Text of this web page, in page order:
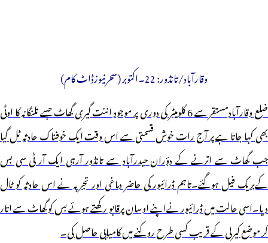
وقارآباد/تانڈور: 22۔اکتوبر (سحرنیوزڈاٹ کام)
ضلع وقارآبادمستقر سے 6 کلومیٹر کی دوری پر موجود اننت گیری گھاٹ جسے تلنگانہ کا اوٹی
بھی کہا جاتا ہے پر آج رات خوش قسمتی سے اس وقت ایک خوفناک حادثہ ٹل گیا
جب گھاٹ سے اترنے کے دؤران حیدرآباد سے تانڈور آرہی ایک آر ٹی سی بس
کےبریک فیل ہوگئے۔تاہم ڈرائیور کی حاضر دماغی اور تجربہ نے اس حادثہ کو ٹال
دیا۔اسی حالت میں ڈرائیور نےاپنے اوسان پرقابو رکھتے ہوئے بس کو گھاٹ سے اتار
کر موضع کیرلی کے قریب کسی طرح روکنے میں کامیابی حاصل کی۔